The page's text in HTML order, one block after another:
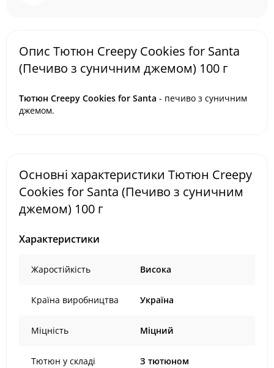
Опис Тютюн Creepy Cookies for Santa
(Печиво з суничним джемом) 100 г
Тютюн Creepy Cookies for Santa - печиво з суничним
джемом.
Основні характеристики Тютюн Creepy
Cookies for Santa (Печиво з суничним
джемом) 100 г
Характеристики
Жаростійкість Висока
Країна виробництва Україна
Міцність Міцний
Тютюн у складі З тютюном